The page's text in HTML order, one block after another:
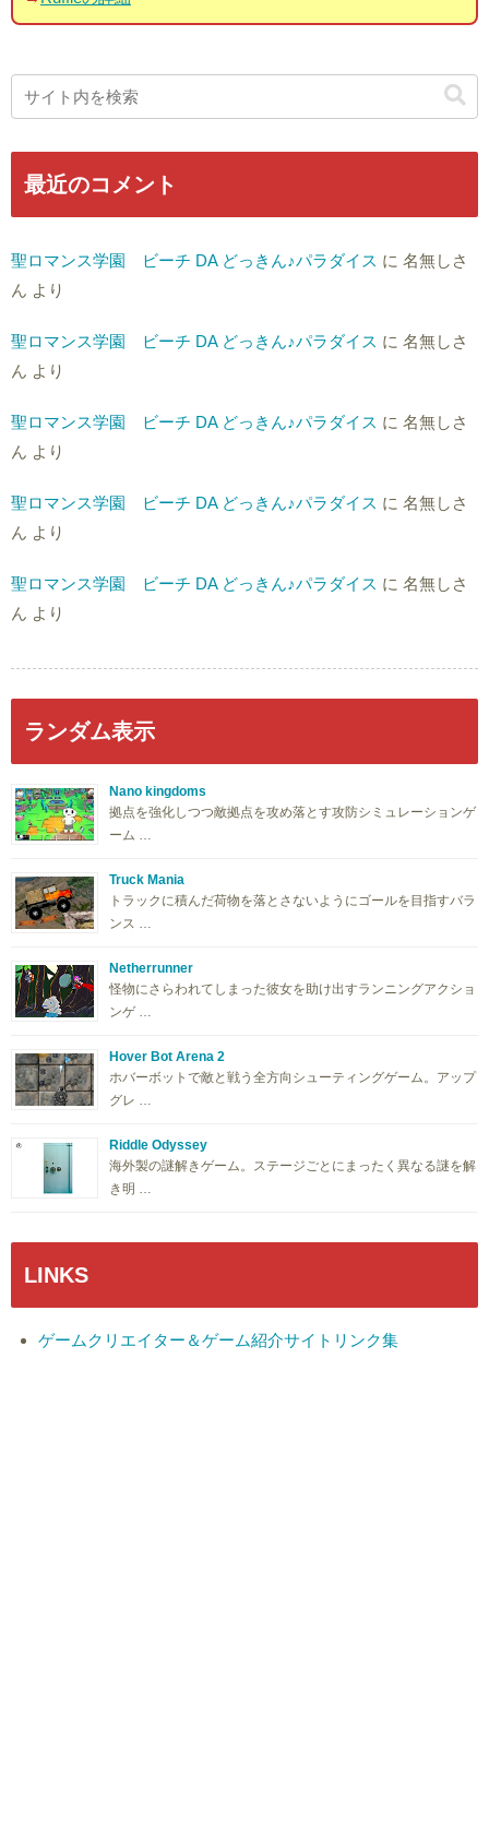
最近のコメント
聖ロマンス学園 ビーチ DA どっきん♪パラダイス に 名無しさ
ん より
聖ロマンス学園 ビーチ DA どっきん♪パラダイス に 名無しさ
ん より
聖ロマンス学園 ビーチ DA どっきん♪パラダイス に 名無しさ
ん より
聖ロマンス学園 ビーチ DA どっきん♪パラダイス に 名無しさ
ん より
聖ロマンス学園 ビーチ DA どっきん♪パラダイス に 名無しさ
ん より
ランダム表示
Nano kingdoms
拠点を強化しつつ敵拠点を攻め落とす攻防シミュレーションゲ
ーム …
Truck Mania
トラックに積んだ荷物を落とさないようにゴールを目指すバラ
ンス …
Netherrunner
怪物にさらわれてしまった彼女を助け出すランニングアクショ
ンゲ …
Hover Bot Arena 2
ホバーボットで敵と戦う全方向シューティングゲーム。アップ
グレ …
Riddle Odyssey
海外製の謎解きゲーム。ステージごとにまったく異なる謎を解
き明 …
LINKS
ゲームクリエイター＆ゲーム紹介サイトリンク集